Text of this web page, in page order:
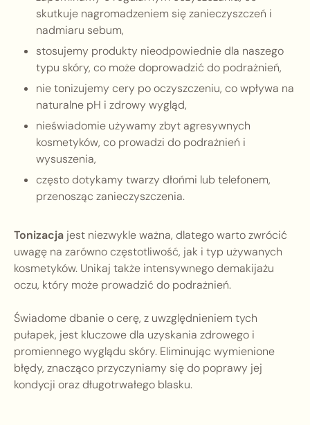
skutkuje nagromadzeniem się zanieczyszczeń i
nadmiaru sebum,
stosujemy produkty nieodpowiednie dla naszego
typu skóry, co może doprowadzić do podrażnień,
nie tonizujemy cery po oczyszczeniu, co wpływa na
naturalne pH i zdrowy wygląd,
nieświadomie używamy zbyt agresywnych
kosmetyków, co prowadzi do podrażnień i
wysuszenia,
często dotykamy twarzy dłońmi lub telefonem,
przenosząc zanieczyszczenia.
Tonizacja jest niezwykle ważna, dlatego warto zwrócić
uwagę na zarówno częstotliwość, jak i typ używanych
kosmetyków. Unikaj także intensywnego demakijażu
oczu, który może prowadzić do podrażnień.
Świadome dbanie o cerę, z uwzględnieniem tych
pułapek, jest kluczowe dla uzyskania zdrowego i
promiennego wyglądu skóry. Eliminując wymienione
błędy, znacząco przyczyniamy się do poprawy jej
kondycji oraz długotrwałego blasku.